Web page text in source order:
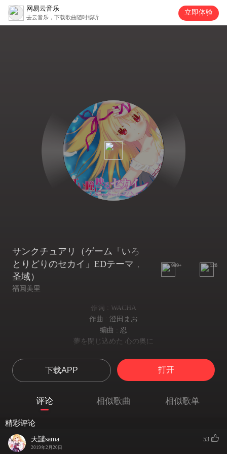
网易云音乐
去云音乐，下载歌曲随时畅听
立即体验
サンクチュアリ（ゲーム「いろ
とりどりのセカイ」EDテーマ，
圣域）
福圓美里
999+ 126
作词 : WACHA
作曲 : 澄田まお
编曲 : 忍
夢を閉じ込めた 心の奥に
浮かぶキミの顔
【你的脸庞逐渐浮现】
想い ひらり
【轻轻地 我开始了回忆】
二人過ごす時
下载APP 打开
评论 相似歌曲 相似歌单
精彩评论
天譴sama
2019年2月20日
53